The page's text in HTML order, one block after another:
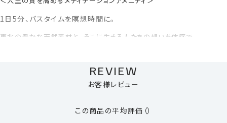
想いとブランドをプロデュースする娘さん
の『次世代に残せるものを』という想いの循環は多くの人を巻き
1日5分、バスタイムを瞑想時間に。
東北の豊かな天然素材と、そこに生きる人たちの想いを体感で
る”ことの本質を実感できます。
自然の恵みと天然精油の香りで、肌と心が癒されるバスタイム
REVIEW
お客様レビュー
この商品の平均評価 （）